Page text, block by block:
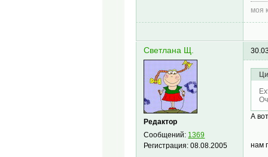
моя
Светлана Щ.
Редактор
Сообщений: 1369
Регистрация:08.08.2005
А
нам